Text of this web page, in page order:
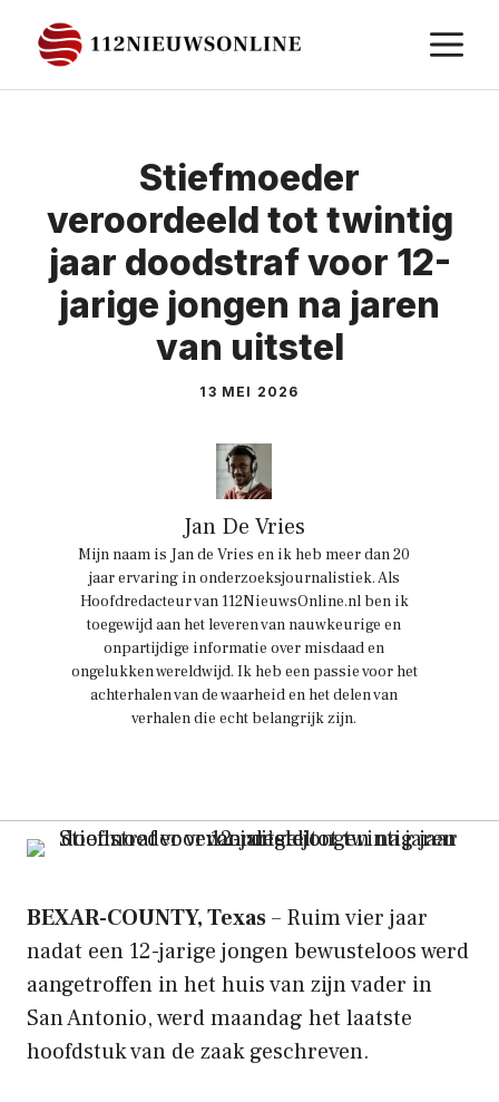
naar
de
Stiefmoeder
veroordeeld tot twintig
jaar doodstraf voor 12-
jarige jongen na jaren
van uitstel
13 MEI 2026
Jan De Vries
Mijn naam is Jan de Vries en ik heb meer dan 20
jaar ervaring in onderzoeksjournalistiek. Als
Hoofdredacteur van 112NieuwsOnline.nl ben ik
toegewijd aan het leveren van nauwkeurige en
onpartijdige informatie over misdaad en
ongelukken wereldwijd. Ik heb een passie voor het
achterhalen van de waarheid en het delen van
verhalen die echt belangrijk zijn.
BEXAR-COUNTY, Texas– Ruim vier jaar
nadat een 12-jarige jongen bewusteloos werd
aangetroffen in het huis van zijn vader in
San Antonio, werd maandag het laatste
hoofdstuk van de zaak geschreven.